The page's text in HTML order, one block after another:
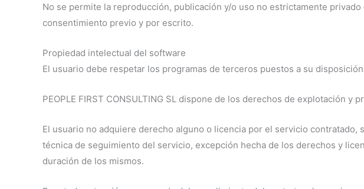
No se permite la reproducción, publicación y/o uso no estrictamente
consentimiento previo y por escrito.
Propiedad intelectual del software
El usuario debe respetar los programas de terceros puestos a su
PEOPLE FIRST CONSULTING SL dispone de los derechos de explotación
El usuario no adquiere derecho alguno o licencia por el servicio
técnica de seguimiento del servicio, excepción hecha de los derechos y
duración de los mismos.